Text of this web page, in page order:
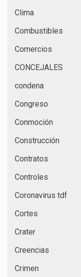
Clima
Combustibles
Comercios
CONCEJALES
condena
Congreso
Conmoción
Construcción
Contratos
Controles
Coronavirus tdf
Cortes
Crater
Creencias
Crimen